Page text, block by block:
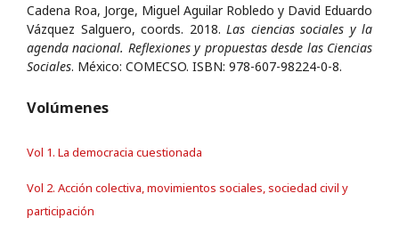
Cadena Roa, Jorge, Miguel Aguilar Robledo y David Eduardo
Vázquez Salguero, coords. 2018. Las ciencias sociales y la
agenda nacional. Reflexiones y propuestas desde las Ciencias
Sociales. México: COMECSO. ISBN: 978-607-98224-0-8.
Volúmenes
Vol 1. La democracia cuestionada
Vol 2. Acción colectiva, movimientos sociales, sociedad civil y
participación